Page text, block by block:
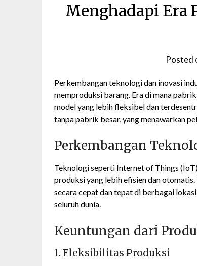
Menghadapi Era
Posted
Perkembangan teknologi dan inovasi
memproduksi barang. Era di mana
model yang lebih fleksibel dan
tanpa pabrik besar, yang menawarkan
Perkembangan
Teknologi seperti Internet of Things
produksi yang lebih efisien dan
secara cepat dan tepat di berbagai
seluruh dunia.
Keuntungan dari
1. Fleksibilitas Produksi